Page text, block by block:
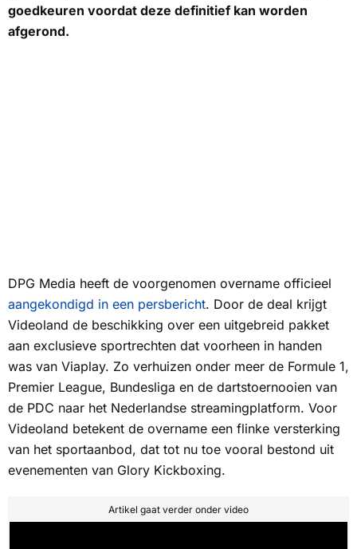
goedkeuren voordat deze definitief kan worden
afgerond.
DPG Media heeft de voorgenomen overname officieel
aangekondigd in een persbericht. Door de deal krijgt
Videoland de beschikking over een uitgebreid pakket
aan exclusieve sportrechten dat voorheen in handen
was van Viaplay. Zo verhuizen onder meer de Formule 1,
Premier League, Bundesliga en de dartstoernooien van
de PDC naar het Nederlandse streamingplatform. Voor
Videoland betekent de overname een flinke versterking
van het sportaanbod, dat tot nu toe vooral bestond uit
evenementen van Glory Kickboxing.
Artikel gaat verder onder video